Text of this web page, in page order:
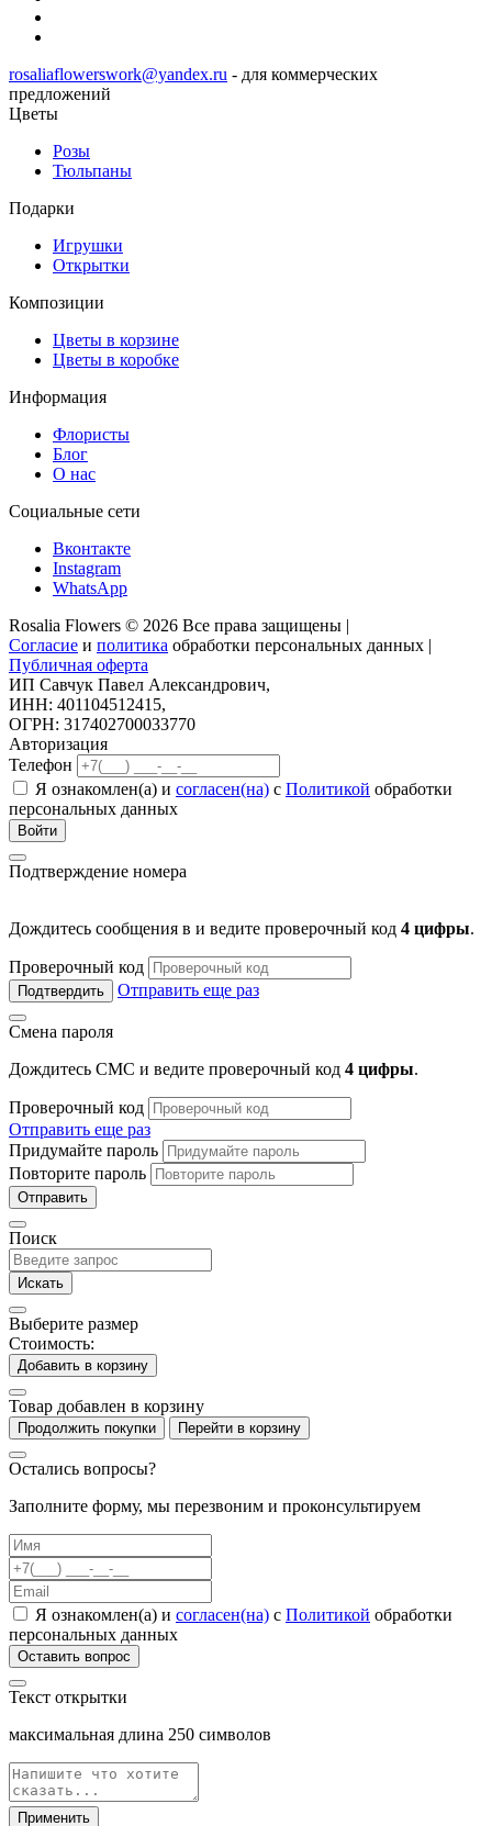
rosaliaflowerswork@yandex.ru - для коммерческих
предложений
Цветы
Розы
Тюльпаны
Подарки
Игрушки
Открытки
Композиции
Цветы в корзине
Цветы в коробке
Информация
Флористы
Блог
О нас
Социальные сети
Вконтакте
Instagram
WhatsApp
Rosalia Flowers © 2026 Все права защищены |
Согласие и политика обработки персональных данных |
Публичная оферта
ИП Савчук Павел Александрович,
ИНН: 401104512415,
ОГРН: 317402700033770
Авторизация
Телефон
Я ознакомлен(а) и согласен(на) с Политикой обработки
персональных данных
Войти
Подтверждение номера
Дождитесь сообщения в и ведите проверочный код 4 цифры.
Проверочный код
Подтвердить Отправить еще раз
Смена пароля
Дождитесь СМС и ведите проверочный код 4 цифры.
Проверочный код
Отправить еще раз
Придумайте пароль
Повторите пароль
Отправить
Поиск
Искать
Выберите размер
Стоимость:
Добавить в корзину
Товар добавлен в корзину
Продолжить покупки Перейти в корзину
Остались вопросы?
Заполните форму, мы перезвоним и проконсультируем
Я ознакомлен(а) и согласен(на) с Политикой обработки
персональных данных
Оставить вопрос
Текст открытки
максимальная длина 250 символов
Применить